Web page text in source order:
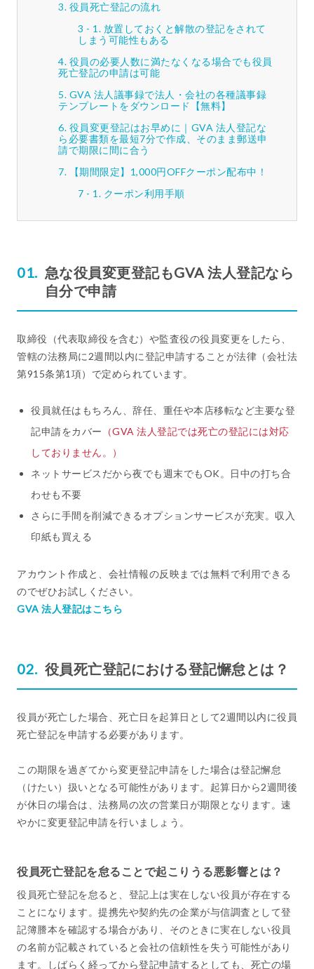
役員死亡登記の流れ
放置しておくと解散の登記をされて
しまう可能性もある
役員の必要人数に満たなくなる場合でも役員
死亡登記の申請は可能
GVA 法人議事録で法人・会社の各種議事録
テンプレートをダウンロード【無料】
役員変更登記はお早めに｜GVA 法人登記な
ら必要書類を最短7分で作成、そのまま郵送申
請で期限に間に合う
【期間限定】1,000円OFFクーポン配布中！
クーポン利用手順
急な役員変更登記もGVA 法人登記なら
自分で申請
取締役（代表取締役を含む）や監査役の役員変更をしたら、
管轄の法務局に2週間以内に登記申請することが法律（会社法
第915条第1項）で定められています。
役員就任はもちろん、辞任、重任や本店移転など主要な登
記申請をカバー （GVA 法人登記では死亡の登記には対応
しておりません。）
ネットサービスだから夜でも週末でもOK。日中の打ち合
わせも不要
さらに手間を削減できるオプションサービスが充実。収入
印紙も買える
アカウント作成と、会社情報の反映までは無料で利用できる
のでぜひお試しください。
GVA 法人登記はこちら
役員死亡登記における登記懈怠とは？
役員が死亡した場合、死亡日を起算日として2週間以内に役員
死亡登記を申請する必要があります。
この期限を過ぎてから変更登記申請をした場合は登記懈怠
（けたい）扱いとなる可能性があります。起算日から2週間後
が休日の場合は、法務局の次の営業日が期限となります。速
やかに変更登記申請を行いましょう。
役員死亡登記を怠ることで起こりうる悪影響とは？
役員死亡登記を怠ると、登記上は実在しない役員が存在する
ことになります。提携先や契約先の企業が与信調査として登
記簿謄本を確認する場合があり、そのときに実在しない役員
の名前が記載されていると会社の信頼性を失う可能性があり
ます。しばらく経ってから登記申請するとしても、死亡の場